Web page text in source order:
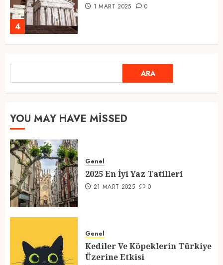
4
1 MART 2025 0
Ramazan Ayı 2025: Manevi
Atmosfer ve Özel Hazırlıklar
1
21 MART 2025
Üzerine Etkisi
12 MART 2025 0
ARA
YOU MAY HAVE MISSED
Genel
2025 En İyi Yaz Tatilleri
21 MART 2025 0
Genel
Kediler Ve Köpeklerin Türkiye
Üzerine Etkisi